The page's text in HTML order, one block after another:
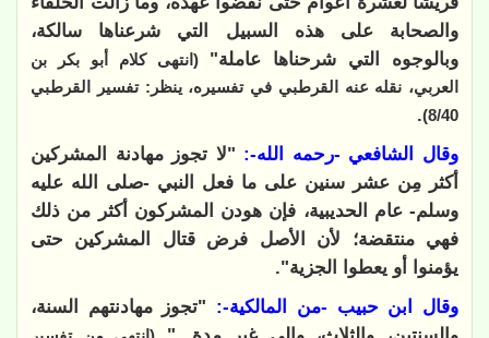
والصحابة على هذه السبيل التي شرعناها سالكة،
وبالوجوه التي شرحناها عاملة"(انتهى كلام أبو بكر بن
العربي، نقله عنه القرطبي في تفسيره، ينظر: تفسير القرطبي
8/40)
.
وقال الشافعي -رحمه الله-: "لا تجوز مهادنة المشركين
أكثر مِن عشر سنين على ما فعل النبي -صلى الله عليه
وسلم- عام الحديبية، فإن هودن المشركون أكثر من ذلك
فهي منتقضة؛ لأن الأصل فرض قتال المشركين حتى
يؤمنوا أو يعطوا الجزية".
وقال ابن حبيب -من المالكية-: "تجوز مهادنتهم السنة،